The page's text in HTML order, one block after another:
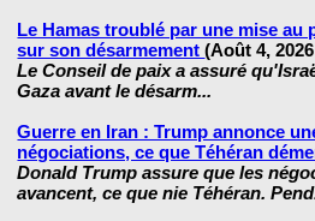
Le Hamas troublé par une mise au
sur son désarmement(Août 4,
Le Conseil de paix a assuré
Gaza avant le désarm...
Guerre en Iran : Trump annonce
négociations, ce que Téhéran
Donald Trump assure que les
avancent, ce que nie Téhéran.